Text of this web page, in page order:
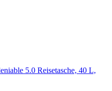
5.0 Reisetasche, 40 L,